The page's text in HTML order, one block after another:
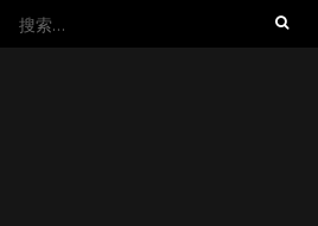
搜